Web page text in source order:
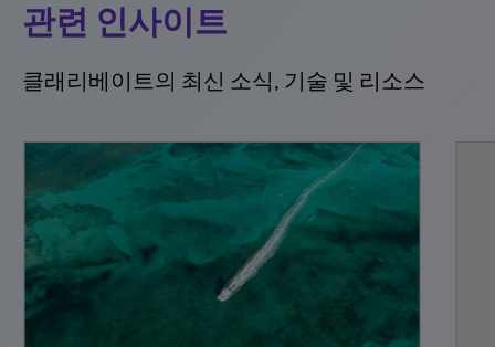
관련 인사이트
클래리베이트의 최신 소식, 기술 및 리소스